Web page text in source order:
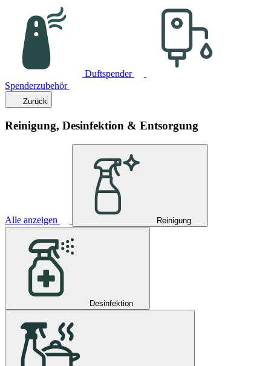
Duftspender
Spenderzubehör
Zurück
Reinigung, Desinfektion & Entsorgung
Alle anzeigen Reinigung
Desinfektion